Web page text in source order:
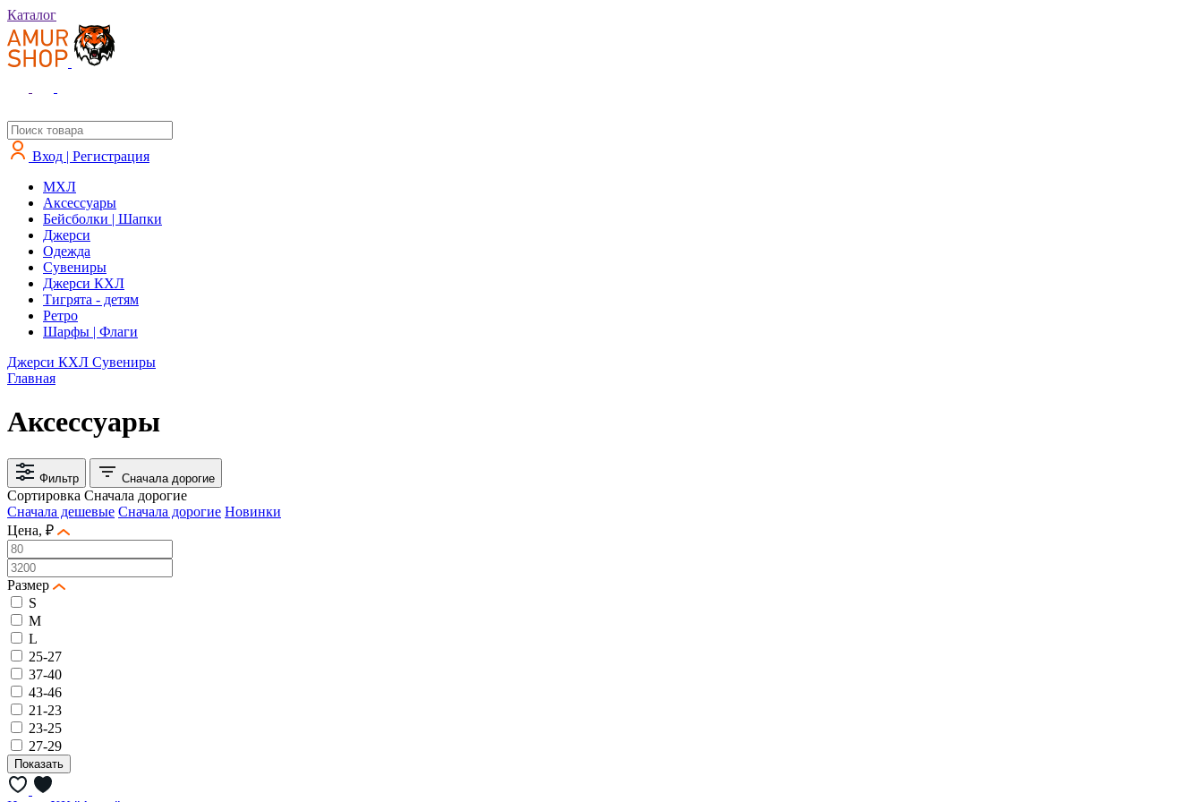
Каталог
Вход | Регистрация
MXЛ
Аксессуары
Бейсболки | Шапки
Джерси
Одежда
Сувениры
Джерси КХЛ
Тигрята - детям
Ретро
Шарфы | Флаги
Джерси КХЛ Сувениры
Главная
Аксессуары
Фильтр Сначала дорогие
Сортировка Сначала дорогие
Сначала дешевые Сначала дорогие Новинки
Цена, ₽
Размер
S
M
L
25-27
37-40
43-46
21-23
23-25
27-29